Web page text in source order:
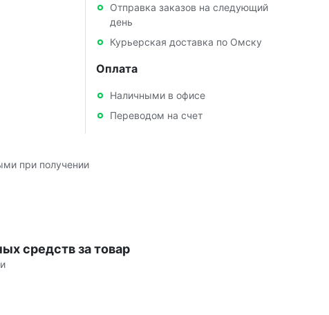
Отправка заказов на следующий
день
Курьерская доставка по Омску
Оплата
Наличными в офисе
Переводом на счет
при получении
средств за товар